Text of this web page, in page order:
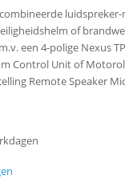
of
een 4-polige Nexus
Control Unit of
Remote Speaker